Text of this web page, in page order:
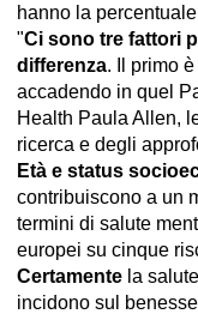
hanno la
"Ci sono tre fattori
differenza. Il primo
accadendo in quel
Health Paula Allen,
ricerca e degli
Età e status
contribuiscono a un
termini di salute
europei su cinque
Certamente la
incidono sul